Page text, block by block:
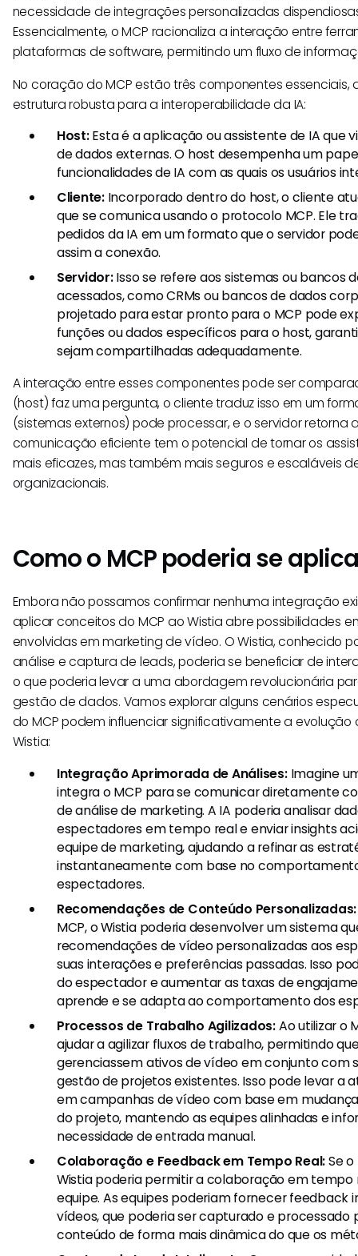
necessidade de integrações personalizadas
Essencialmente, o MCP racionaliza a interação entre
plataformas de software, permitindo um fluxo de
No coração do MCP estão três componentes essenciais,
estrutura robusta para a interoperabilidade da IA:
Host:Esta é a aplicação ou assistente de IA que
de dados externas. O host desempenha um
funcionalidades de IA com as quais os usuários
Cliente:Incorporado dentro do host, o cliente
que se comunica usando o protocolo MCP. Ele
pedidos da IA em um formato que o servidor
assim a conexão.
Servidor:Isso se refere aos sistemas ou bancos
acessados, como CRMs ou bancos de dados
projetado para estar pronto para o MCP pode
funções ou dados específicos para o host,
sejam compartilhadas adequadamente.
A interação entre esses componentes pode ser
(host) faz uma pergunta, o cliente traduz isso em um
(sistemas externos) pode processar, e o servidor retorna
comunicação eficiente tem o potencial de tornar os
mais eficazes, mas também mais seguros e escaláveis
organizacionais.
Como o MCP poderia se
Embora não possamos confirmar nenhuma integração
aplicar conceitos do MCP ao Wistia abre possibilidades
envolvidas em marketing de vídeo. O Wistia, conhecido
análise e captura de leads, poderia se beneficiar de
o que poderia levar a uma abordagem revolucionária
gestão de dados. Vamos explorar alguns cenários
do MCP podem influenciar significativamente a
Wistia:
Integração Aprimorada de Análises:Imagine
integra o MCP para se comunicar diretamente
de análise de marketing. A IA poderia analisar
espectadores em tempo real e enviar insights
equipe de marketing, ajudando a refinar as
instantaneamente com base no
espectadores.
Recomendações de Conteúdo Personalizadas:
MCP, o Wistia poderia desenvolver um sistema
recomendações de vídeo personalizadas aos
suas interações e preferências passadas. Isso
do espectador e aumentar as taxas de
aprende e se adapta ao comportamento dos
Processos de Trabalho Agilizados:Ao utilizar o
ajudar a agilizar fluxos de trabalho, permitindo
gerenciassem ativos de vídeo em conjunto com
gestão de projetos existentes. Isso pode levar a
em campanhas de vídeo com base em
do projeto, mantendo as equipes alinhadas e
necessidade de entrada manual.
Colaboração e Feedback em Tempo Real:Se
Wistia poderia permitir a colaboração em
equipe. As equipes poderiam fornecer feedback
vídeos, que poderia ser capturado e processado
conteúdo de forma mais dinâmica do que os